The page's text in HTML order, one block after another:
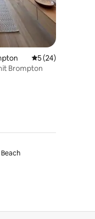
Durchschnittliche
5 (24)
Brompton